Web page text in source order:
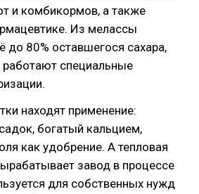
и комбикормов, а также
Из мелассы
80% оставшегося сахара,
работают специальные
находят применение:
богатый кальцием,
как удобрение. А тепловая
завод в процессе
для собственных нужд